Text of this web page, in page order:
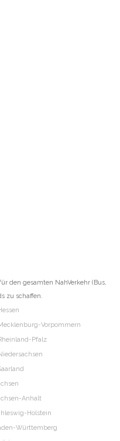
den gesamten NahVerkehr (Bus,
zu schaffen.
Vorpommern
Pfalz
Anhalt
Holstein
Württemberg